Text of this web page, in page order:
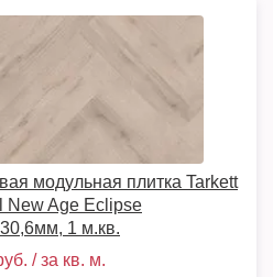
модульная плитка Tarkett
New Age Eclipse
1 м.кв.
/ за кв. м.